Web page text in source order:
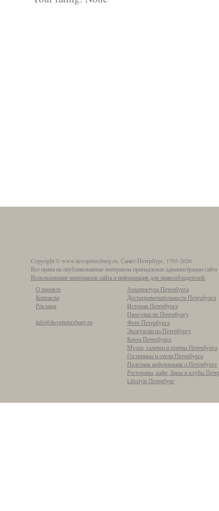
Copyright © www.ilovepetersburg.ru, Санкт-Петербург, 1703-2026.
Все права на опубликованные материалы принадлежат администрации
Использование материалов сайта и информация для правообладателей.
О проекте
Контакты
Реклама
info@ilovepetersburg.ru
Архитектура Петербурга
Достопримечательности Петербурга
История Петербурга
Прогулки по Петербургу
Фото Петербурга
Экскурсии по Петербургу
Карта Петербурга
Музеи, галереи и театры Петербурга
Гостиницы и отели Петербурга
Полезная информация о Петербурге
Рестораны, кафе, бары и клубы
Lifestyle Петербург